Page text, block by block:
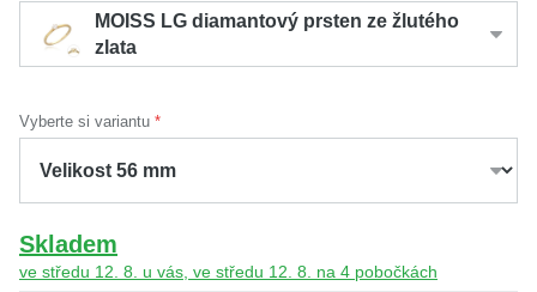
MOISS LG diamantový prsten ze žlutého
zlata
Vyberte si variantu
Skladem
ve středu 12. 8. u vás, ve středu 12. 8. na 4 pobočkách